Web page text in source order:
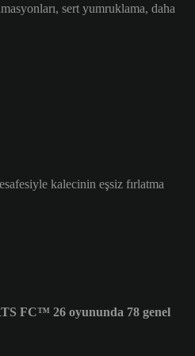
sert yumruklama, daha
kalecinin eşsiz fırlatma
FC™ 26 oyununda 78 genel